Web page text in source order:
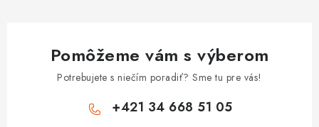
Pomôžeme vám s výberom
Potrebujete s niečím poradiť? Sme tu pre vás!
+421 34 668 51 05